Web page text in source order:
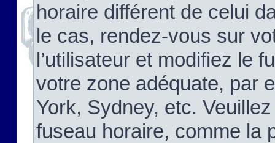
horaire différent de celui
le cas, rendez-vous sur
l’utilisateur et modifiez le
votre zone adéquate, par
York, Sydney, etc.
fuseau horaire, comme la